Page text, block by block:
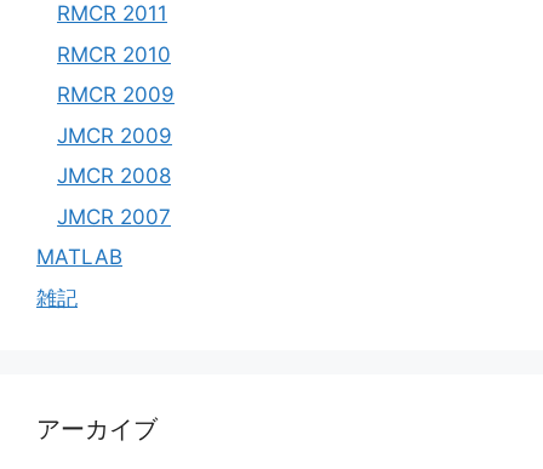
RMCR 2011
RMCR 2010
RMCR 2009
JMCR 2009
JMCR 2008
JMCR 2007
MATLAB
雑記
アーカイブ